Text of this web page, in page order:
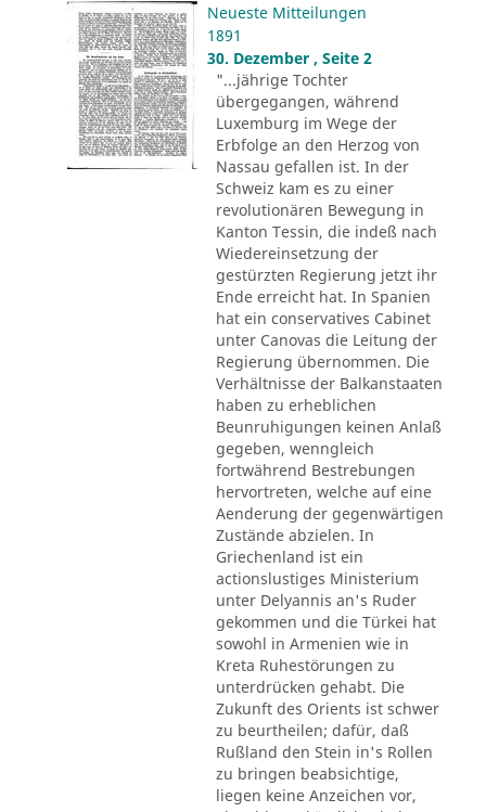
Neueste Mitteilungen
1891
30. Dezember , Seite 2
"...jährige Tochter
übergegangen, während
Luxemburg im Wege der
Erbfolge an den Herzog von
Nassau gefallen ist. In der
Schweiz kam es zu einer
revolutionären Bewegung in
Kanton Tessin, die indeß nach
Wiedereinsetzung der
gestürzten Regierung jetzt ihr
Ende erreicht hat. In Spanien
hat ein conservatives Cabinet
unter Canovas die Leitung der
Regierung übernommen. Die
Verhältnisse der Balkanstaaten
haben zu erheblichen
Beunruhigungen keinen Anlaß
gegeben, wenngleich
fortwährend Bestrebungen
hervortreten, welche auf eine
Aenderung der gegenwärtigen
Zustände abzielen. In
Griechenland ist ein
actionslustiges Ministerium
unter Delyannis an's Ruder
gekommen und die Türkei hat
sowohl in Armenien wie in
Kreta Ruhestörungen zu
unterdrücken gehabt. Die
Zukunft des Orients ist schwer
zu beurtheilen; dafür, daß
Rußland den Stein in's Rollen
zu bringen beabsichtige,
liegen keine Anzeichen vor,